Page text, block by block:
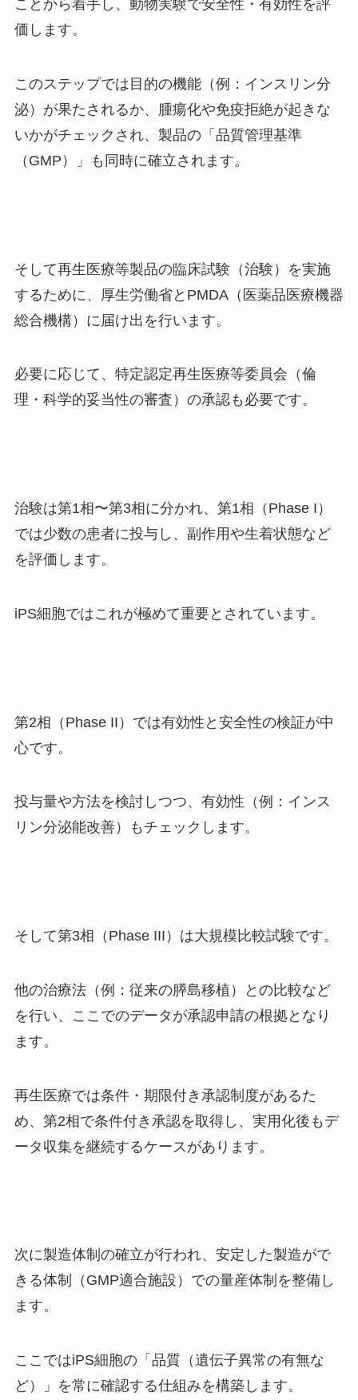
ことから着手し、動物実験で安全性・有効性を評
価します。
このステップでは目的の機能（例：インスリン分
泌）が果たされるか、腫瘍化や免疫拒絶が起きな
いかがチェックされ、製品の「品質管理基準
（GMP）」も同時に確立されます。
そして再生医療等製品の臨床試験（治験）を実施
するために、厚生労働省とPMDA（医薬品医療機器
総合機構）に届け出を行います。
必要に応じて、特定認定再生医療等委員会（倫
理・科学的妥当性の審査）の承認も必要です。
治験は第1相〜第3相に分かれ、第1相（Phase I）
では少数の患者に投与し、副作用や生着状態など
を評価します。
iPS細胞ではこれが極めて重要とされています。
第2相（Phase II）では有効性と安全性の検証が中
心です。
投与量や方法を検討しつつ、有効性（例：インス
リン分泌能改善）もチェックします。
そして第3相（Phase III）は大規模比較試験です。
他の治療法（例：従来の膵島移植）との比較など
を行い、ここでのデータが承認申請の根拠となり
ます。
再生医療では条件・期限付き承認制度があるた
め、第2相で条件付き承認を取得し、実用化後もデ
ータ収集を継続するケースがあります。
次に製造体制の確立が行われ、安定した製造がで
きる体制（GMP適合施設）での量産体制を整備し
ます。
ここではiPS細胞の「品質（遺伝子異常の有無な
ど）」を常に確認する仕組みを構築します。